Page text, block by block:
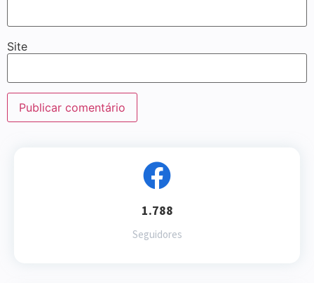
Site
1.788
Seguidores